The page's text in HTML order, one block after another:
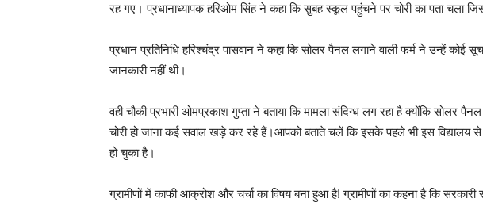
रह गए। प्रधानाध्यापक हरिओम सिंह ने कहा कि सुबह स्कूल पहुंचने पर चोरी का पता चला
प्रधान प्रतिनिधि हरिश्चंद्र पासवान ने कहा कि सोलर पैनल लगाने वाली फर्म ने उन्हें कोई
जानकारी नहीं थी।
वही चौकी प्रभारी ओमप्रकाश गुप्ता ने बताया कि मामला संदिग्ध लग रहा है क्योंकि सोलर
चोरी हो जाना कई सवाल खड़े कर रहे हैं।आपको बताते चलें कि इसके पहले भी इस विद्यालय से
हो चुका है।
ग्रामीणों में काफी आक्रोश और चर्चा का विषय बना हुआ है! ग्रामीणों का कहना है कि सरकारी